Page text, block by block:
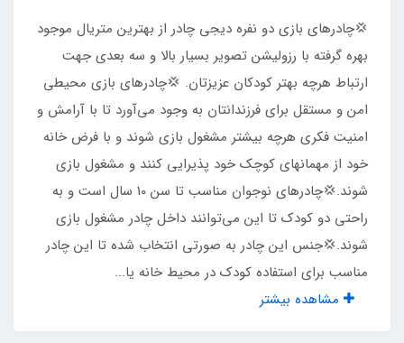
دارد
شماره 5
نوع چاپ تصویر
چاپ بنری
مناسب برای بازی
​​​​💢چادرهای بازی دو نفره دیجی چادر از بهترین متریال موجود
بهره گرفته با رزولیشن تصویر بسیار بالا و سه بعدی جهت
ارتباط هرچه بهتر کودکان عزیزتان. 💢چادرهای بازی محیطی
امن و مستقل برای فرزندانتان به وجود می‌آورد تا با آرامش و
امنیت فکری هرچه بیشتر مشغول بازی شوند و با فرض خانه
خود از مهمانهای کوچک خود پذیرایی کنند و مشغول بازی
شوند.💢چادرهای نوجوان مناسب تا سن 10 سال است و به
راحتی دو کودک تا این می‌توانند داخل چادر مشغول بازی
شوند.💢جنس این چادر به صورتی انتخاب شده تا این چادر
مناسب برای استفاده کودک در محیط خانه یا...
مشاهده بیشتر